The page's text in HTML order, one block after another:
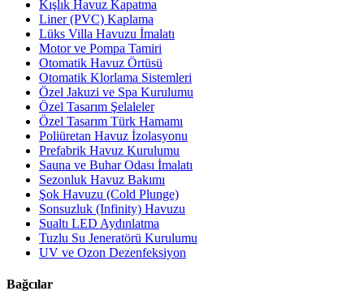
Kışlık Havuz Kapatma
Liner (PVC) Kaplama
Lüks Villa Havuzu İmalatı
Motor ve Pompa Tamiri
Otomatik Havuz Örtüsü
Otomatik Klorlama Sistemleri
Özel Jakuzi ve Spa Kurulumu
Özel Tasarım Şelaleler
Özel Tasarım Türk Hamamı
Poliüretan Havuz İzolasyonu
Prefabrik Havuz Kurulumu
Sauna ve Buhar Odası İmalatı
Sezonluk Havuz Bakımı
Şok Havuzu (Cold Plunge)
Sonsuzluk (Infinity) Havuzu
Sualtı LED Aydınlatma
Tuzlu Su Jeneratörü Kurulumu
UV ve Ozon Dezenfeksiyon
Bağcılar